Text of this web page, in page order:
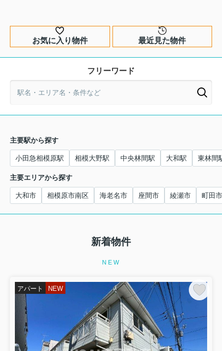
お気に入り物件 最近見た物件
フリーワード
主要駅から探す
小田急相模原駅 相模大野駅 中央林間駅 大和駅 東林間
主要エリアから探す
大和市 相模原市南区 海老名市 座間市 綾瀬市 町田市
新着物件
NEW
アパート NEW